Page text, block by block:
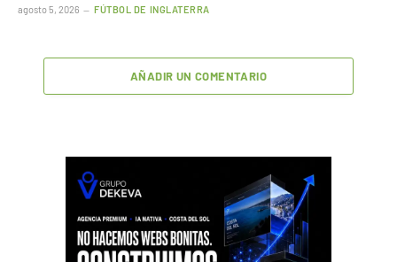
agosto 5, 2026 FÚTBOL DE INGLATERRA
AÑADIR UN COMENTARIO